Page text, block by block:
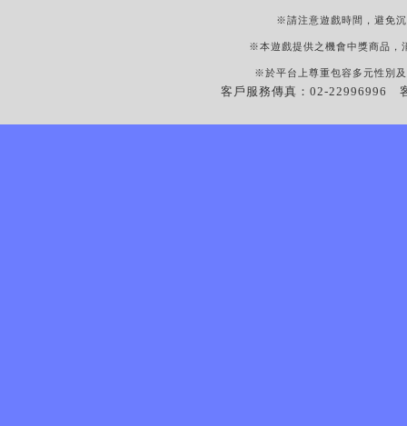
※請注意遊戲時間，避免
※本遊戲提供之機會中獎商品，
※於平台上尊重包容多元性別
客戶服務傳真：02-22996996